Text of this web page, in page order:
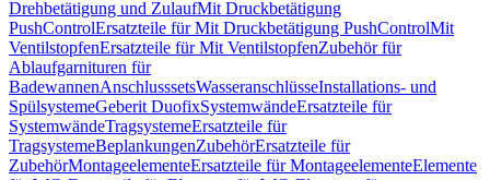
Drehbetätigung und ZulaufMit Druckbetätigung
PushControlErsatzteile für Mit Druckbetätigung PushControlMit
VentilstopfenErsatzteile für Mit VentilstopfenZubehör für
Ablaufgarnituren für
BadewannenAnschlusssetsWasseranschlüsseInstallations- und
SpülsystemeGeberit DuofixSystemwändeErsatzteile für
SystemwändeTragsystemeErsatzteile für
TragsystemeBeplankungenZubehörErsatzteile für
ZubehörMontageelementeErsatzteile für MontageelementeElemente